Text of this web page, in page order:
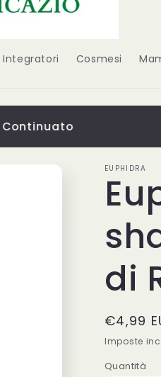
Integratori Cosmesi
08:00-21:00
EUPHIDRA
di
Prezzo
di
listino
€4,99
Imposte
Quantità
Quantità